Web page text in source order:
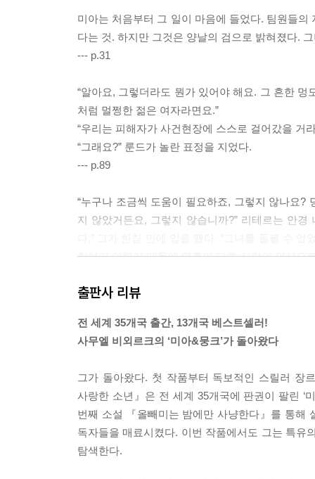
미아는 처음부터 그 일이 마음에 들었다. 팀원들
다는 것. 하지만 그것은 양날의 검으로 밝혀졌다.
--- p.31
“알아요, 그렇더라도 뭔가 있어야 해요. 그 흔한
처럼 멀쩡한 젊은 여자라면요.”
“우리는 피해자가 사건현장에 스스로 걸어갔을 거
“그래요?” 룬드가 놀란 표정을 지었다.
--- p.89
“누구나 조금씩 도움이 필요하죠, 그렇지 않나요
지 않았거든요, 그렇지 않습니까?” 리테르는 안
처하기 어렵기 때문에 영혼이 다른 사람의 의식으
--- p.131
“저기 저 벽에 쓴 글은 원래 없던 거겠죠?” 골리가
내가 어떻게 하는지 잘 봐.
지금까지 미아는 차마 침대를 볼 수 없었다. 생명
길을 보냈다.
--- p.141
시간이 흐르면서 기억은 무뎌졌다. 그리고 점차
출판사 리뷰
전 세계 35개국 출간, 13개국 베스트셀러!
사무엘 비외르크의 ‘미아&뭉크’가 돌아왔다
그가 돌아왔다. 첫 작품부터 독보적인 스릴러 장
사랑한 소년』은 전 세계 35개국에 판권이 팔린 ‘
번째 소설 『올빼미는 밤에만 사냥한다』를 통해
독자들을 매료시켰다. 이번 작품에서도 그는 특유
탐색한다.